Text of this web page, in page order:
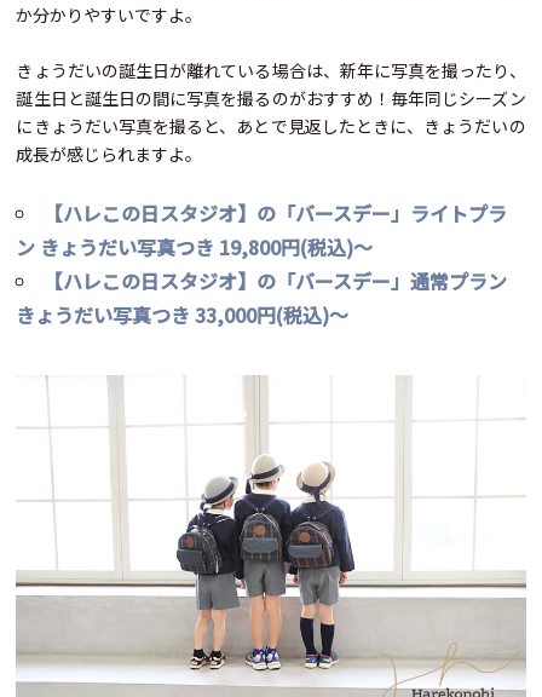
か分かりやすいですよ。
きょうだいの誕生日が離れている場合は、新年に写真を撮ったり、
誕生日と誕生日の間に写真を撮るのがおすすめ！毎年同じシーズン
にきょうだい写真を撮ると、あとで見返したときに、きょうだいの
成長が感じられますよ。
【ハレこの日スタジオ】の「バースデー」ライトプラ
ン きょうだい写真つき 19,800円(税込)～
【ハレこの日スタジオ】の「バースデー」通常プラン
きょうだい写真つき 33,000円(税込)～